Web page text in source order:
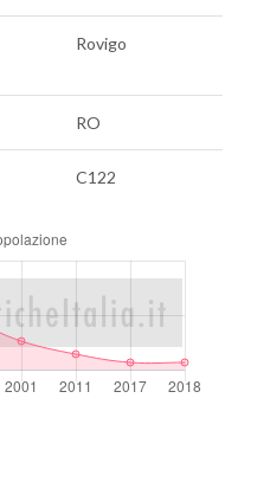
Rovigo
RO
C122